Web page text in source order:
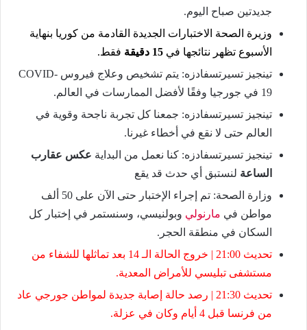
جديدتين صباح اليوم.
وزيرة الصحة الاختبارات الجديدة القادمة من كوريا بنهاية
الأسبوع تظهر نتائجها في
فقط.
تينجيز تسيرتسفادزه: يتم تشخيص وعلاج فيروس COVID-
19 في جورجيا وفقًا لأفضل الممارسات في العالم.
تينجيز تسيرتسفادزه: جمعنا كل تجربة ناجحة وقوية في
العالم حتى لا نقع في أخطاء غيرنا.
تينجيز تسيرتسفادزه: كنا نعمل من البداية عكس عقارب
الساعة لنستبق أي حدث قد يقع
وزارة الصحة: تم إجراء الإختبار حتى الآن على 50 ألف
مواطن في مارنولي وبولنيسي، وسنستمر في إختبار كل
السكان في منطقة الحجر.
تحديث 21:00 | خروج الحالة الـ 14 بعد تماثلها للشفاء من
مستشفى تبليسي للأمراض المعدية.
تحديث 21:30 | رصد حالة إصابة جديدة لمواطن جورجي عاد
من فرنسا قبل 4 أيام وكان في عزلة.